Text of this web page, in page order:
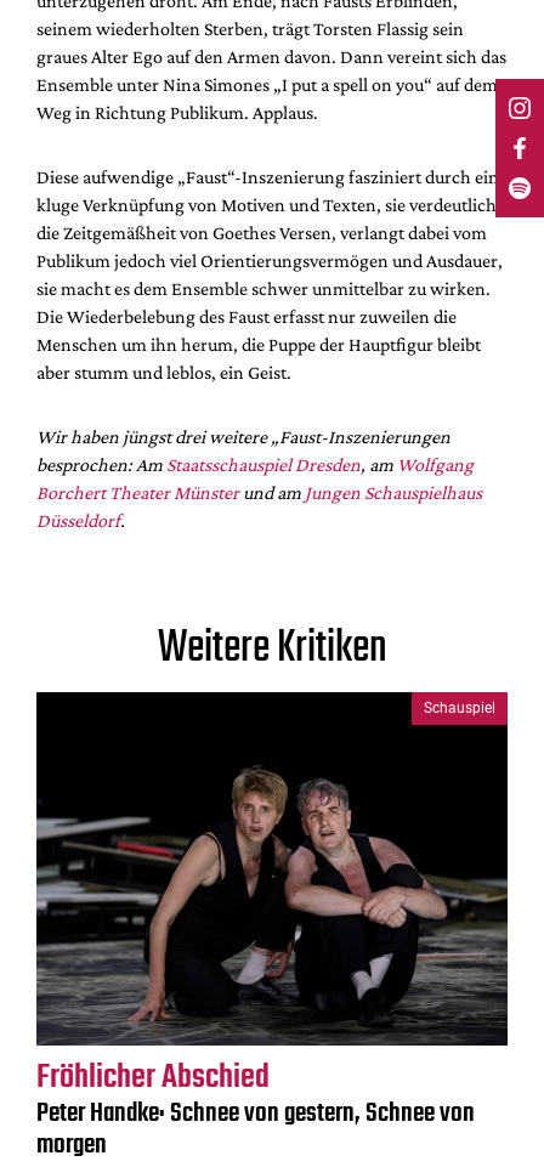
seinem wiederholten Sterben, trägt Torsten Flassig sein
graues Alter Ego auf den Armen davon. Dann vereint sich das
Ensemble unter Nina Simones „I put a spell on you“ auf dem
Weg in Richtung Publikum. Applaus.
Diese aufwendige „Faust“-Inszenierung fasziniert durch eine
kluge Verknüpfung von Motiven und Texten, sie verdeutlicht
die Zeitgemäßheit von Goethes Versen, verlangt dabei vom
Publikum jedoch viel Orientierungsvermögen und Ausdauer,
sie macht es dem Ensemble schwer unmittelbar zu wirken.
Die Wiederbelebung des Faust erfasst nur zuweilen die
Menschen um ihn herum, die Puppe der Hauptfigur bleibt
aber stumm und leblos, ein Geist.
Wir haben jüngst drei weitere „Faust-Inszenierungen
besprochen: Am Staatsschauspiel Dresden, am Wolfgang
Borchert Theater Münsterund am Jungen Schauspielhaus
Düsseldorf.
Weitere Kritiken
Schauspiel
Fröhlicher Abschied
Peter Handke: Schnee von gestern, Schnee von
morgen